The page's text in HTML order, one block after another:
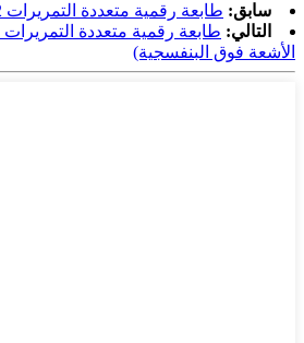
سابق: طابعة رقمية متعددة التمريرات WD250-32++ (حبر مائي)
التالي:
الأشعة فوق البنفسجية)